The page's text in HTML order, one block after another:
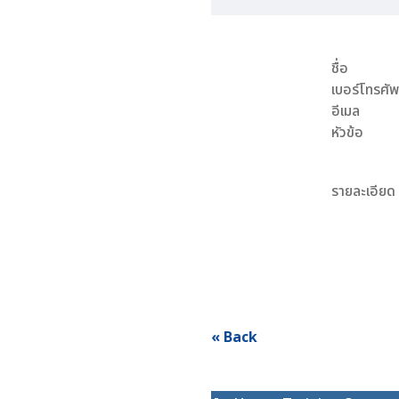
ชื่อ
เบอร์โทรศั
อีเมล
หัวข้อ
รายละเอียด
« Back